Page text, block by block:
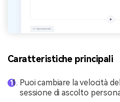
Caratteristiche principali
Puoi cambiare la velocità
sessione di ascolto